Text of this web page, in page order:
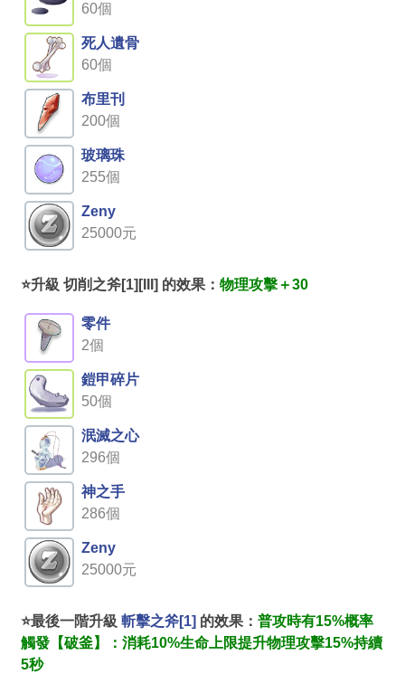
60個
死人遺骨
60個
布里刊
200個
玻璃珠
255個
Zeny
25000元
⭐升級 切削之斧[1][III] 的效果： 物理攻擊＋30
零件
2個
鎧甲碎片
50個
泯滅之心
296個
神之手
286個
Zeny
25000元
⭐最後一階升級 斬擊之斧[1] 的效果： 普攻時有15%概率
觸發【破釜】：消耗10%生命上限提升物理攻擊15%持續
5秒